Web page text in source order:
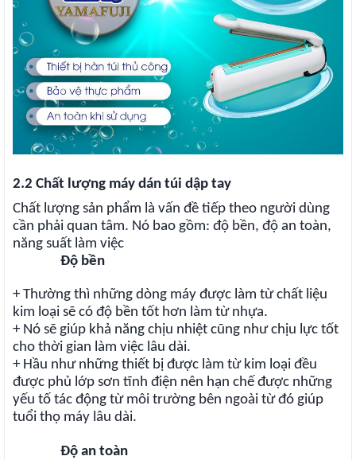
2.2 Chất lượng máy dán túi dập tay
Chất lượng sản phẩm là vấn đề tiếp theo người dùng
cần phải quan tâm. Nó bao gồm: độ bền, độ an toàn,
năng suất làm việc
Độ bền
+ Thường thì những dòng máy được làm từ chất liệu
kim loại sẽ có độ bền tốt hơn làm từ nhựa.
+ Nó sẽ giúp khả năng chịu nhiệt cũng như chịu lực tốt
cho thời gian làm việc lâu dài.
+ Hầu như những thiết bị được làm từ kim loại đều
được phủ lớp sơn tĩnh điện nên hạn chế được những
yếu tố tác động từ môi trường bên ngoài từ đó giúp
tuổi thọ máy lâu dài.
Độ an toàn